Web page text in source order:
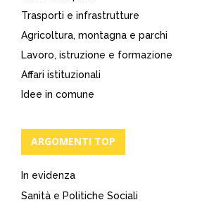
Trasporti e infrastrutture
Agricoltura, montagna e parchi
Lavoro, istruzione e formazione
Affari istituzionali
Idee in comune
ARGOMENTI TOP
In evidenza
Sanità e Politiche Sociali